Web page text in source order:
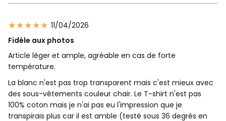
11/04/2026
Fidèle aux photos
Article léger et ample, agréable en cas de forte
température.
La blanc n'est pas trop transparent mais c'est mieux avec
des sous-vêtements couleur chair. Le T-shirt n'est pas
100% coton mais je n'ai pas eu l'impression que je
transpirais plus car il est amble (testé sous 36 degrés en